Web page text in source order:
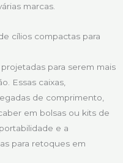
marcas.
cílios compactas para
para serem mais
Essas caixas,
de comprimento,
em bolsas ou kits de
e a
para retoques em